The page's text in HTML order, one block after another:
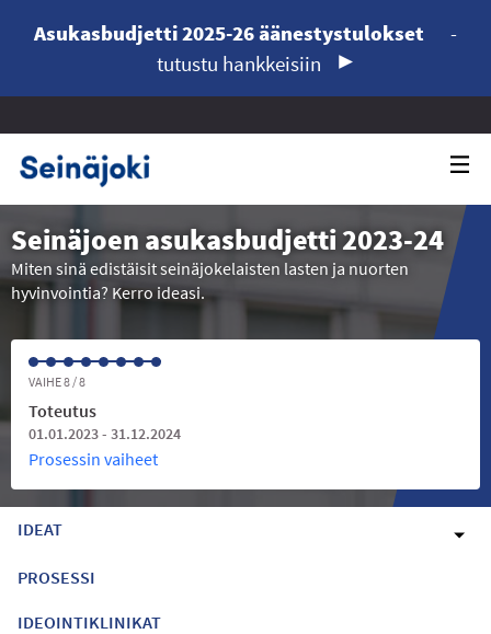
Asukasbudjetti 2025-26 äänestystulokset
-
tutustu hankkeisiin
Seinäjoen asukasbudjetti 2023-24
Miten sinä edistäisit seinäjokelaisten lasten ja nuorten
hyvinvointia? Kerro ideasi.
VAIHE 8 / 8
Toteutus
01.01.2023 - 31.12.2024
Prosessin vaiheet
IDEAT
PROSESSI
IDEOINTIKLINIKAT